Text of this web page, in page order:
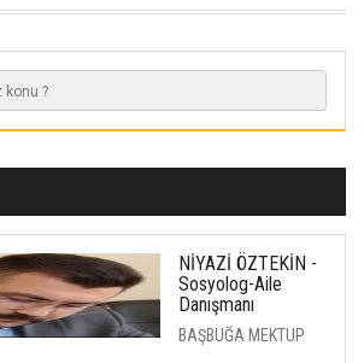
NİYAZİ ÖZTEKİN -
Sosyolog-Aile
Danışmanı
BAŞBUĞA MEKTUP